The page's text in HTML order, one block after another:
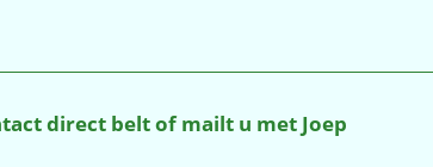
direct belt of mailt u met Joep